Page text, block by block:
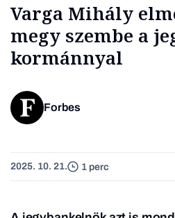
Varga Mihály
megy szembe a
kormánnyal
Forbes
2025. 10. 21. 1 perc